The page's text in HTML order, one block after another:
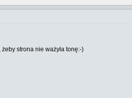
strona nie ważyła tonę:-)